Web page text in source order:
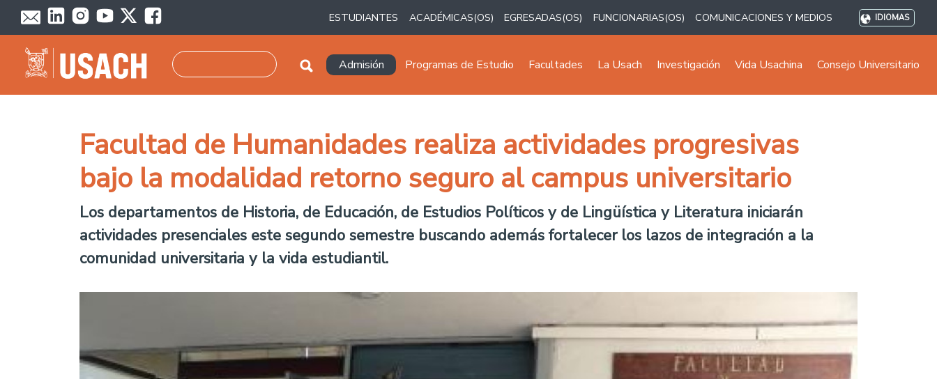
Pasar al contenido principal
ESTUDIANTES ACADÉMICAS(OS) EGRESADAS(OS) FUNCIONARIAS(OS) COMUNICACIONES Y MEDIOS IDIOMAS
Navegación principal
Admisión Programas de Estudio Facultades La Usach Investigación Vida Usachina Consejo Universitario
Facultad de Humanidades realiza actividades progresivas
bajo la modalidad retorno seguro al campus universitario
Los departamentos de Historia, de Educación, de Estudios Políticos y de Lingüística y Literatura iniciarán
actividades presenciales este segundo semestre buscando además fortalecer los lazos de integración a la
comunidad universitaria y la vida estudiantil.